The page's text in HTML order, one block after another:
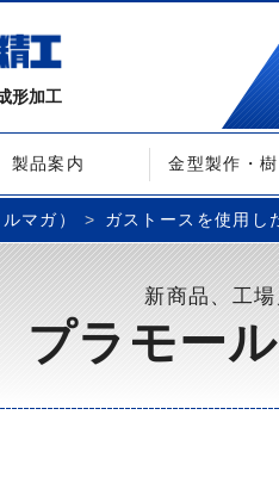
形加工
製品案内 金型製作・
マガ） ガストースを使用
新商品、工
プラモー